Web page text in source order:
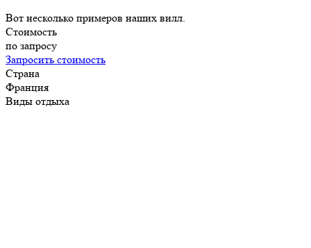
Вот несколько примеров наших вилл.
Стоимость
по запросу
Запросить стоимость
Страна
Франция
Виды отдыха